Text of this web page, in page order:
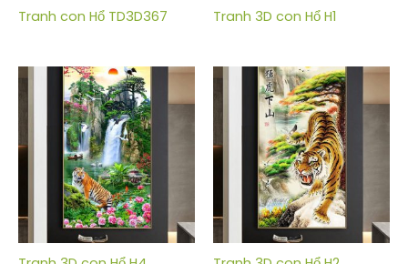
Tranh con Hổ TD3D367 Tranh 3D con Hổ H1